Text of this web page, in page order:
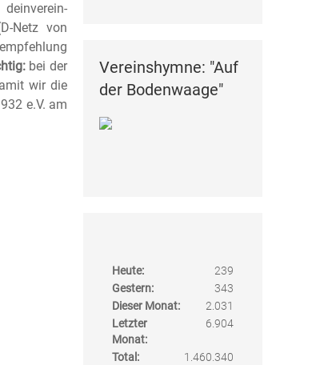
Netz von
bei der
wir die
e.V. am
Vereinshymne: "Auf
der Bodenwaage"
Heute:
239
Gestern:
343
Dieser Monat:
2.031
Letzter
Monat:
6.904
Total: 1.460.340